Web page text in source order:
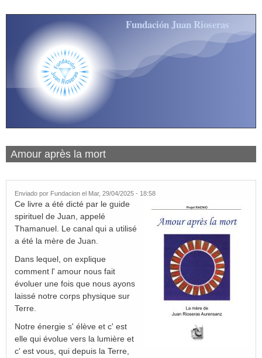
Pasar al contenido principal
Fundación Juan Rioseras
Amour après la mort
Enviado por Fundacion el Mar, 29/04/2025 - 18:58
Ce livre a été dicté par le guide
spirituel de Juan, appelé
Thamanuel. Le canal qui a utilisé
a été la mère de Juan.
Dans lequel, on explique
comment l' amour nous fait
évoluer une fois que nous ayons
laissé notre corps physique sur
Terre.
Notre énergie s' élève et c' est
elle qui évolue vers la lumière et
c' est vous, qui depuis la Terre,